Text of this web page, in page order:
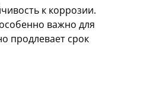
к коррозии.
важно для
продлевает срок